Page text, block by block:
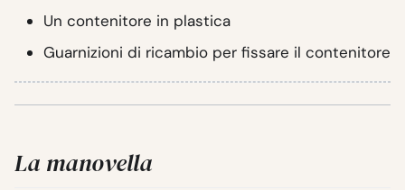
Un contenitore in plastica
Guarnizioni di ricambio per fissare il contenitore
La manovella